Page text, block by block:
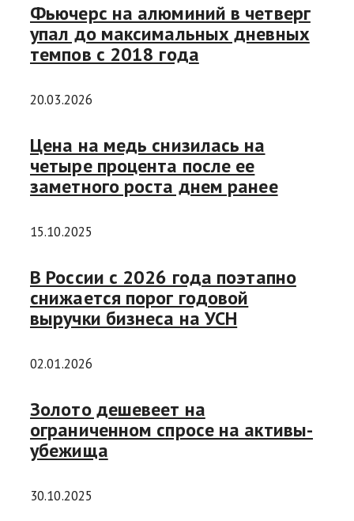
Фьючерс на алюминий в четверг
упал до максимальных дневных
темпов с 2018 года
20.03.2026
Цена на медь снизилась на
четыре процента после ее
заметного роста днем ранее
15.10.2025
В России с 2026 года поэтапно
снижается порог годовой
выручки бизнеса на УСН
02.01.2026
Золото дешевеет на
ограниченном спросе на активы-
убежища
30.10.2025